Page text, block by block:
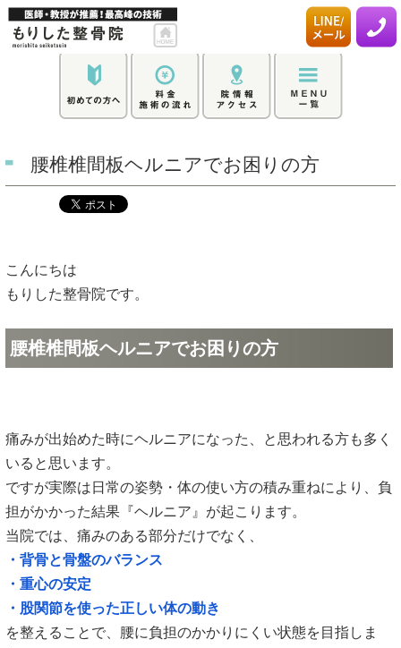
腰椎椎間板ヘルニアでお困りの方
こんにちは
もりした整骨院です。
腰椎椎間板ヘルニアでお困りの方
痛みが出始めた時にヘルニアになった、と思われる方も多く
いると思います。
ですが実際は日常の姿勢・体の使い方の積み重ねにより、負
担がかかった結果『ヘルニア』が起こります。
当院では、痛みのある部分だけでなく、
・背骨と骨盤のバランス
・重心の安定
・股関節を使った正しい体の動き
を整えることで、腰に負担のかかりにくい状態を目指しま